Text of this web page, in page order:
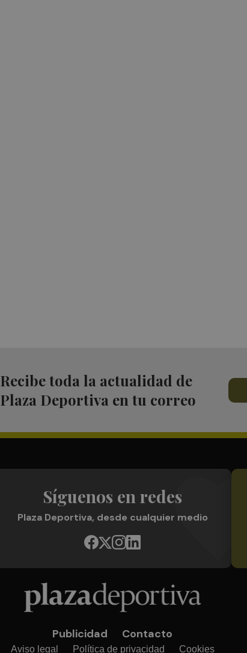
Recibe toda la actualidad de
Plaza Deportiva en tu correo
Síguenos en redes
Plaza Deportiva, desde cualquier medio
Publicidad Contacto
Aviso legal Política de privacidad Cookies